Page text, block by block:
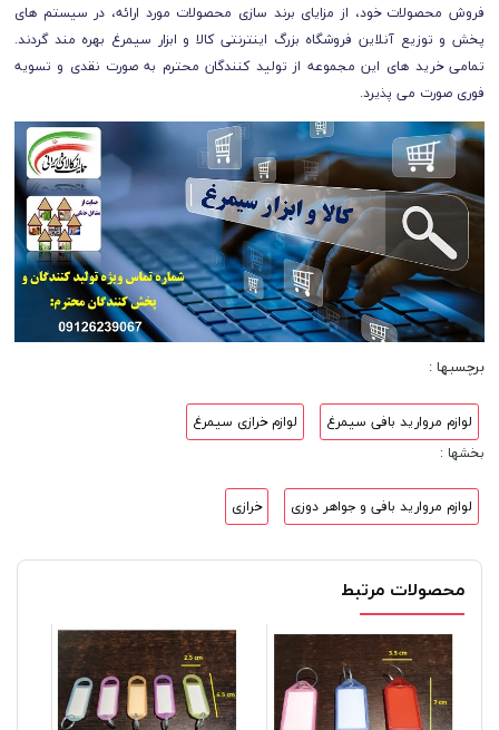
فروش محصولات خود، از مزایای برند سازی محصولات مورد ارائه، در سیستم های
پخش و توزیع آنلاین فروشگاه بزرگ اینترنتی کالا و ابزار سیمرغ بهره مند گردند.
تمامی خرید های این مجموعه از تولید کنندگان محترم به صورت نقدی و تسویه
فوری صورت می پذیرد.
برچسبها :
لوازم مروارید بافی سیمرغ
لوازم خرازی سیمرغ
بخشها :
لوازم مروارید بافی و جواهر دوزی خرازی
محصولات مرتبط